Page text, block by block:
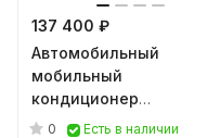
137 400 ₽
Автомобильный
мобильный
кондиционер
MobileComfort MC3500
0
Есть в наличии